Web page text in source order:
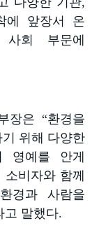
에 앞장서 온
회 부문에
장은 “환경을
위해 다양한
영예를 안게
소비자와 함께
경과 사람을
고 말했다.